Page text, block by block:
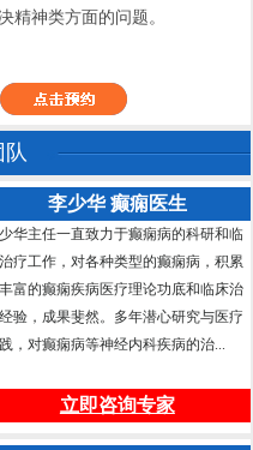
精神类方面的问题。
队
李少华 癫痫医生
华主任一直致力于癫痫病的科研和临
疗工作，对各种类型的癫痫病，积累
富的癫痫疾病医疗理论功底和临床治
验，成果斐然。多年潜心研究与医疗
，对癫痫病等神经内科疾病的治...
立即咨询专家